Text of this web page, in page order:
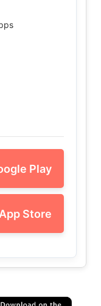
Play
Store